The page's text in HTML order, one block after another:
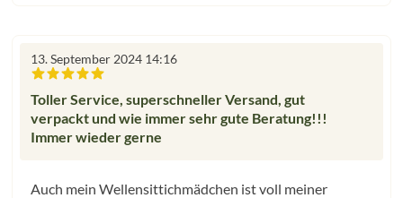
13. September 2024 14:16
Toller Service, superschneller Versand, gut
verpackt und wie immer sehr gute Beratung!!!
Immer wieder gerne
Auch mein Wellensittichmädchen ist voll meiner